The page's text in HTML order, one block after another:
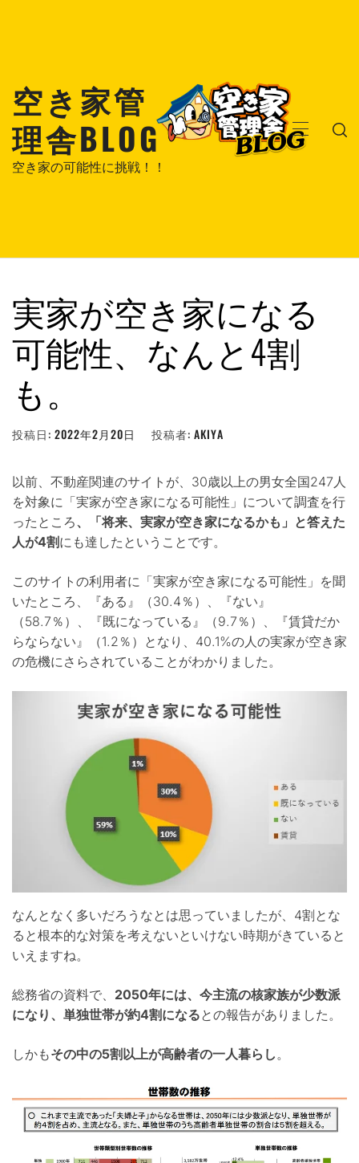
キ
空き家管
理舎BLOG
空き家の可能性に挑戦！！
メ
実家が空き家になる
可能性、なんと4割
も。
投稿日: 2022年2月20日 投稿者: AKIYA
以前、不動産関連のサイトが、30歳以上の男女全国247人
を対象に「実家が空き家になる可能性」について調査を行
ったところ、「将来、実家が空き家になるかも」と答えた
人が4割にも達したということです。
このサイトの利用者に「実家が空き家になる可能性」を聞
いたところ、『ある』（30.4％）、『ない』
（58.7％）、『既になっている』（9.7％）、『賃貸だか
らならない』（1.2％）となり、40.1%の人の実家が空き家
の危機にさらされていることがわかりました。
なんとなく多いだろうなとは思っていましたが、4割とな
ると根本的な対策を考えないといけない時期がきていると
いえますね。
総務省の資料で、 2050年には、今主流の核家族が少数派
になり、単独世帯が約4割になるとの報告がありました。
しかもその中の5割以上が高齢者の一人暮らし 。